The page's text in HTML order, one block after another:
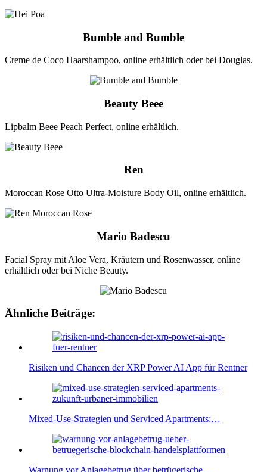
Bumble and Bumble
Creme de Coco Haarshampoo, online erhältlich oder bei Douglas.
Beauty Beee
Lipbalm Beee Peach Perfect, online erhältlich.
Ren
Moroccan Rose Otto Ultra-Moisture Body Oil, online erhältlich.
Mario Badescu
Facial Spray mit Aloe Vera, Kräutern und Rosenwasser, online
erhältlich oder bei Niche Beauty.
Ähnliche Beiträge:
Risiken und Chancen der XRP Power AI App für Rentner
Mixed-Use-Strategien und Serviced Apartments:…
Warnung vor Anlagebetrug über betrügerische…